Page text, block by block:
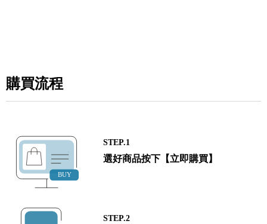
購買流程
STEP.1
選好商品按下【立即購買】
STEP.2